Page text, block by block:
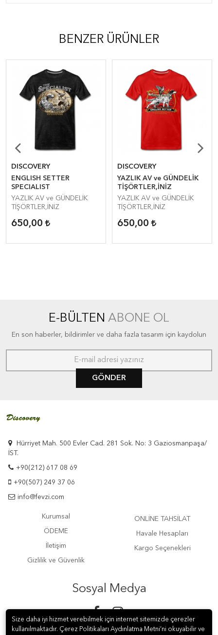
BENZER ÜRÜNLER
DISCOVERY
ENGLISH SETTER
SPECIALIST
YAZLIK AV ve GÜNDELİK
TİŞÖRTLER,İNİZ
650,00
DISCOVERY
YAZLIK AV ve GÜNDELİK
TİŞÖRTLER,İNİZ
YAZLIK AV ve GÜNDELİK
TİŞÖRTLER,İNİZ
650,00
E-BÜLTEN ABONE OL
En son haberler, bildirimler ve daha fazla tasarım için kaydolun
GÖNDER
Hürriyet Mah. 500 Evler Cad. 281 Sok. No: 3 Gaziosmanpaşa/
İST.
+90(212) 617 08 69
+90(507) 249 37 06
info@fevzi.com
Kurumsal
ÖDEME
İletişim
Gizlilik ve Güvenlik
ONLİNE TAHSİLAT
Havale Hesapları
Kargo Seçenekleri
Sosyal Medya
Size daha iyi hizmet verebilmek için internet sitemizde çerezler
kullanılmaktadır. Çerez Politikaları Aydınlatma Metni’ni okuyabilir ve